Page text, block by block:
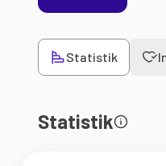
Statistik
Statistik